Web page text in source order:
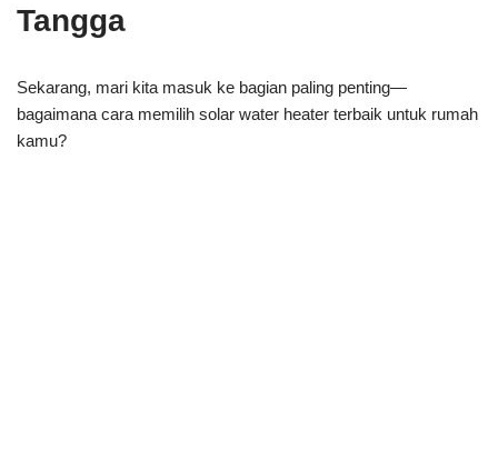
Tangga
Sekarang, mari kita masuk ke bagian paling penting—
bagaimana cara memilih solar water heater terbaik untuk rumah
kamu?